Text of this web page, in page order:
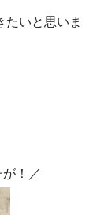
たいと思いま
！／